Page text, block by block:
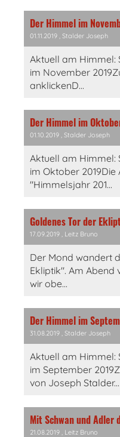
Der Himmel im
01.11.2019 , Stalder Joseph
Aktuell am Himmel:
im November
anklickenD...
Der Himmel im
01.10.2019 , Stalder Joseph
Aktuell am Himmel:
im Oktober
"Himmelsjahr 201...
Goldenes Tor der
17.09.2019 , Leitz Bruno
Der Mond wandert
Ekliptik". Am Abend
wir obe...
Der Himmel im
31.08.2019 , Stalder Joseph
Aktuell am Himmel:
im September
von Joseph Stalder...
Mit Schwan und Adler
21.08.2019 , Leitz Bruno